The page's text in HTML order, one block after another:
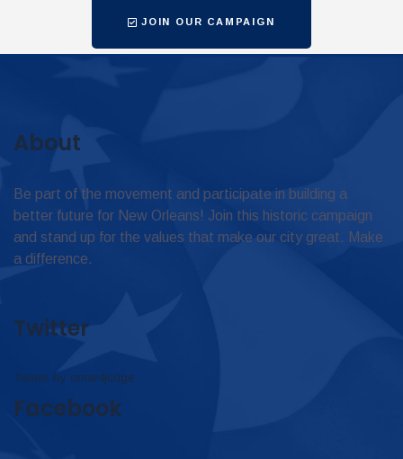
JOIN OUR CAMPAIGN
About
Be part of the movement and participate in building a
better future for New Orleans! Join this historic campaign
and stand up for the values that make our city great. Make
a difference.
Twitter
Tweets by omar4judge
Facebook